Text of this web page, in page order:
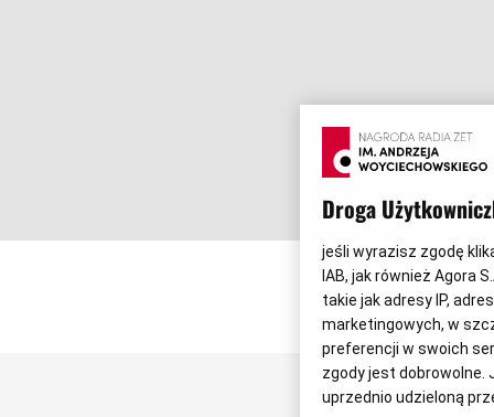
Droga
jeśli wyrazisz zgodę
IAB, jak również Agora
takie jak adresy IP,
marketingowych, w
preferencji w swoich
zgody jest dobrowolne.
uprzednio udzieloną